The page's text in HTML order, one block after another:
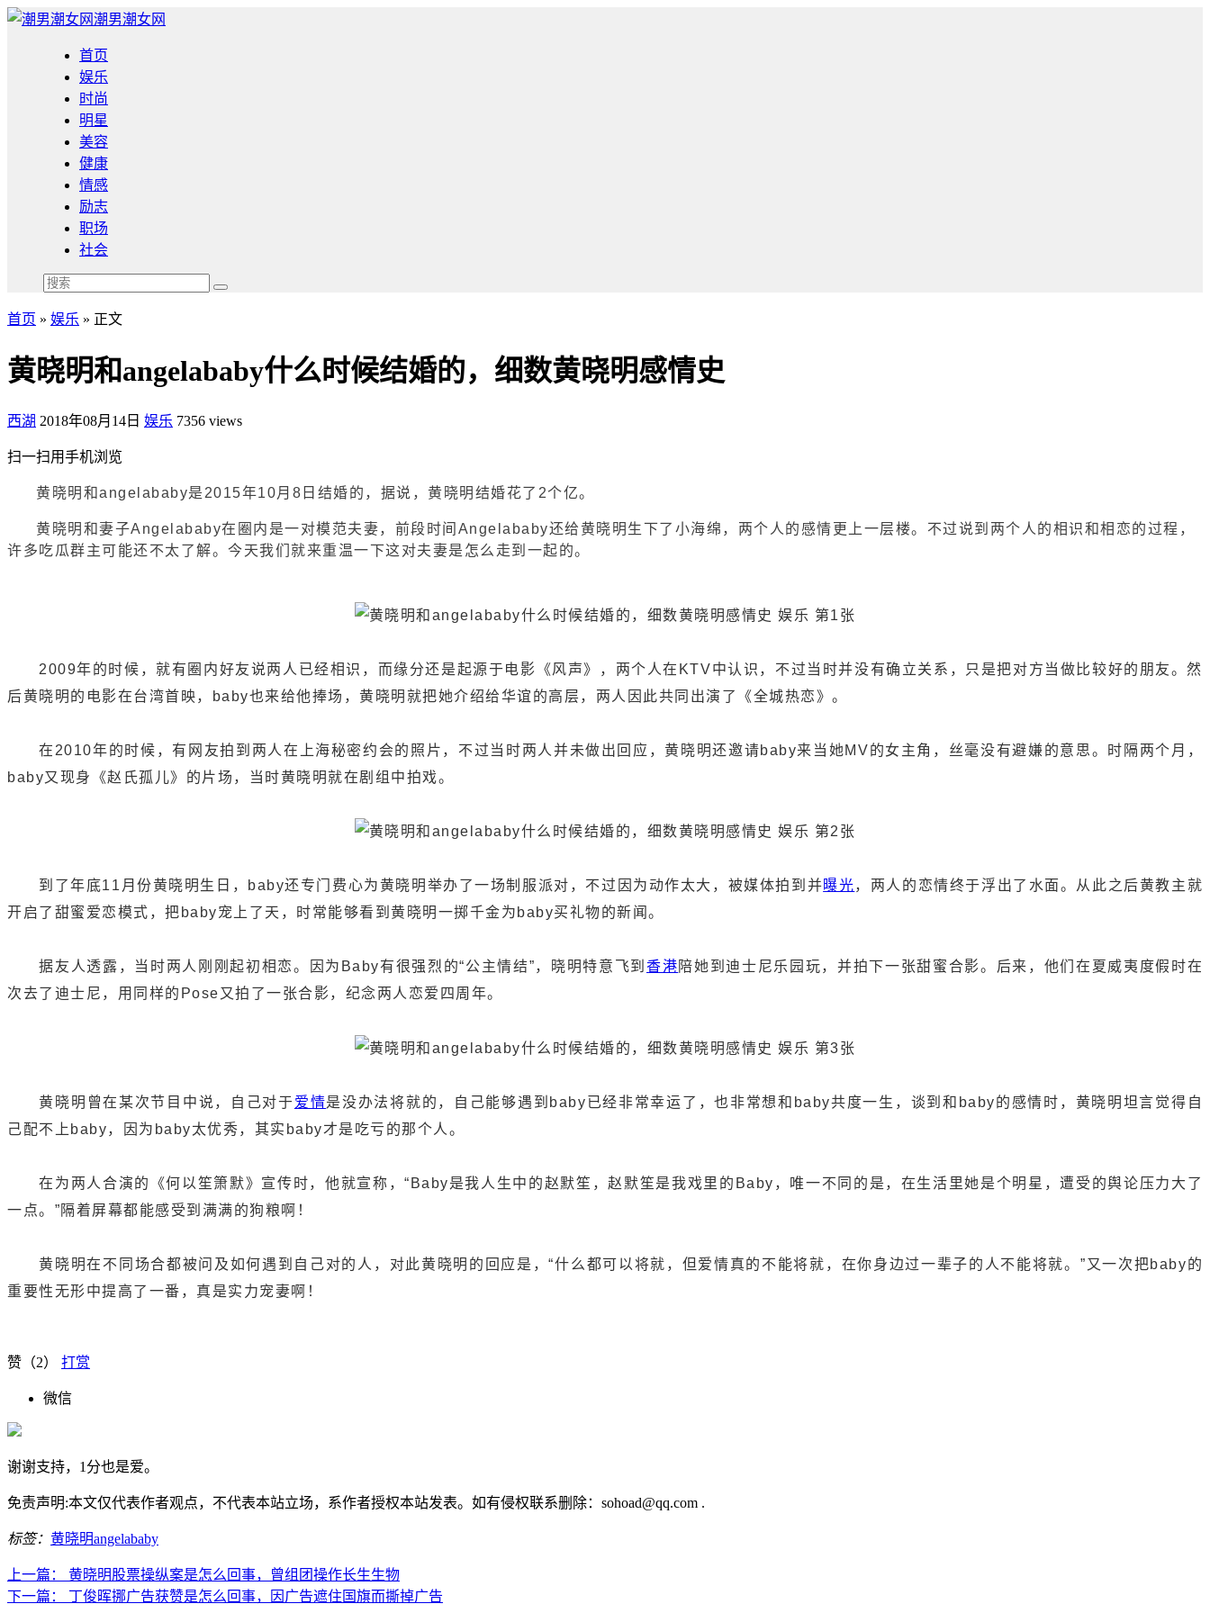
潮男潮女网
首页
娱乐
时尚
明星
美容
健康
情感
励志
职场
社会
首页 » 娱乐 » 正文
黄晓明和angelababy什么时候结婚的，细数黄晓明感情史
西湖 2018年08月14日 娱乐 7356 views
扫一扫用手机浏览
黄晓明和angelababy是2015年10月8日结婚的，据说，黄晓明结婚花了2个亿。
黄晓明和妻子Angelababy在圈内是一对模范夫妻，前段时间Angelababy还给黄晓明生下了小海绵，两个人的感情更上一层楼。不过说到两个人的相识和相恋的过程，
许多吃瓜群主可能还不太了解。今天我们就来重温一下这对夫妻是怎么走到一起的。
2009年的时候，就有圈内好友说两人已经相识，而缘分还是起源于电影《风声》，两个人在KTV中认识，不过当时并没有确立关系，只是把对方当做比较好的朋友。然
后黄晓明的电影在台湾首映，baby也来给他捧场，黄晓明就把她介绍给华谊的高层，两人因此共同出演了《全城热恋》。
在2010年的时候，有网友拍到两人在上海秘密约会的照片，不过当时两人并未做出回应，黄晓明还邀请baby来当她MV的女主角，丝毫没有避嫌的意思。时隔两个月，
baby又现身《赵氏孤儿》的片场，当时黄晓明就在剧组中拍戏。
到了年底11月份黄晓明生日，baby还专门费心为黄晓明举办了一场制服派对，不过因为动作太大，被媒体拍到并曝光，两人的恋情终于浮出了水面。从此之后黄教主就
开启了甜蜜爱恋模式，把baby宠上了天，时常能够看到黄晓明一掷千金为baby买礼物的新闻。
据友人透露，当时两人刚刚起初相恋。因为Baby有很强烈的“公主情结”，晓明特意飞到 香港 陪她到迪士尼乐园玩，并拍下一张甜蜜合影。后来，他们在夏威夷度假时在
次去了迪士尼，用同样的Pose又拍了一张合影，纪念两人恋爱四周年。
黄晓明曾在某次节目中说，自己对于爱情是没办法将就的，自己能够遇到baby已经非常幸运了，也非常想和baby共度一生，谈到和baby的感情时，黄晓明坦言觉得自
己配不上baby，因为baby太优秀，其实baby才是吃亏的那个人。
在为两人合演的《何以笙箫默》宣传时，他就宣称，“Baby是我人生中的赵默笙，赵默笙是我戏里的Baby，唯一不同的是，在生活里她是个明星，遭受的舆论压力大了
一点。”隔着屏幕都能感受到满满的狗粮啊！
黄晓明在不同场合都被问及如何遇到自己对的人，对此黄晓明的回应是，“什么都可以将就，但爱情真的不能将就，在你身边过一辈子的人不能将就。”又一次把baby的
重要性无形中提高了一番，真是实力宠妻啊！
赞（2） 打赏
微信
谢谢支持，1分也是爱。
免责声明:本文仅代表作者观点，不代表本站立场，系作者授权本站发表。如有侵权联系删除：sohoad@qq.com .
标签： 黄晓明angelababy
上一篇：
黄晓明股票操纵案是怎么回事，曾组团操作长生生物
下一篇：
丁俊晖挪广告获赞是怎么回事，因广告遮住国旗而撕掉广告